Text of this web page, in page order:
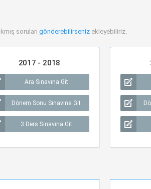
soruları gönderebilirseniz ekleyebiliriz.
2017 - 2018
Ara Sınavına Git
Dönem Sonu Sınavına Git
3 Ders Sınavına Git